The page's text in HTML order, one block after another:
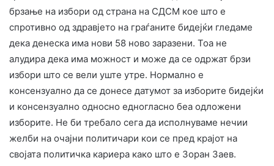
брзање на избори од страна на СДСМ кое што е
спротивно од здравјето на граѓаните бидејќи гледаме
дека денеска има нови 58 ново заразени. Тоа не
алудира дека има можност и може да се одржат брзи
избори што се вели уште утре. Нормално е
консензуално да се донесе датумот за изборите бидејќи
и консензуално односно едногласно беа одложени
изборите. Не би требало сега да исполнуваме нечии
желби на очајни политичари кои се пред крајот на
својата политичка кариера како што е Зоран Заев.